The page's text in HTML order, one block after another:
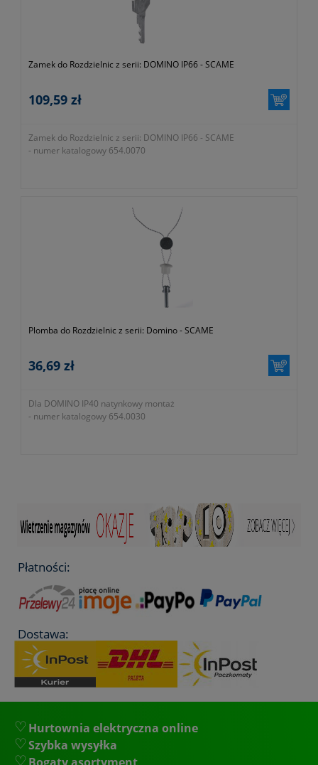
Zamek do Rozdzielnic z serii: DOMINO IP66 - SCAME
109,59 zł
Zamek do Rozdzielnic z serii: DOMINO IP66 - SCAME
- numer katalogowy 654.0070
Plomba do Rozdzielnic z serii: Domino - SCAME
36,69 zł
Dla DOMINO IP40 natynkowy montaż
- numer katalogowy 654.0030
Płatności:
Dostawa:
Hurtownia elektryczna online
Szybka wysyłka